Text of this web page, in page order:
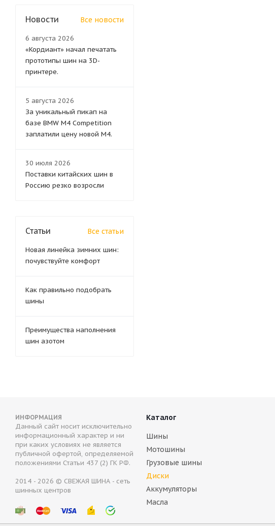
Новости Все новости
6 августа 2026
«Кордиант» начал печатать
прототипы шин на 3D-
принтере.
5 августа 2026
За уникальный пикап на
базе BMW M4 Competition
заплатили цену новой M4.
30 июля 2026
Поставки китайских шин в
Россию резко возросли
Статьи Все статьи
Новая линейка зимних шин:
почувствуйте комфорт
Как правильно подобрать
шины
Преимущества наполнения
шин азотом
ИНФОРМАЦИЯ
Данный сайт носит исключительно
информационный характер и ни
при каких условиях не является
публичной офертой, определяемой
положениями Статьи 437 (2) ГК РФ.
2014 - 2026 © СВЕЖАЯ ШИНА - сеть
шинных центров
Каталог
Шины
Мотошины
Грузовые шины
Диски
Аккумуляторы
Масла